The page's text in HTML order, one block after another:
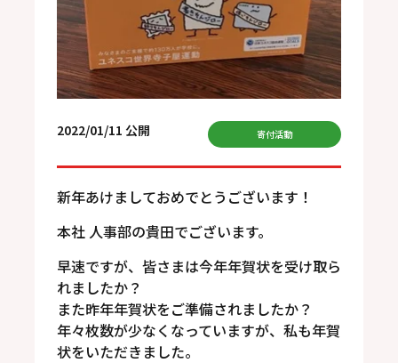
2022/01/11 公開 寄付活動
新年あけましておめでとうございます！
本社 人事部の貴田でございます。
早速ですが、皆さまは今年年賀状を受け取ら
れましたか？
また昨年年賀状をご準備されましたか？
年々枚数が少なくなっていますが、私も年賀
状をいただきました。